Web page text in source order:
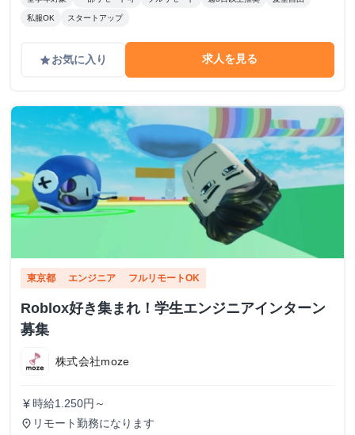
私服OK スタートアップ
gradeお気に入り 求人を見る
東京都 エンジニア フルリモートOK
Roblox好き集まれ！学生エンジニアインターン
募集
株式会社moze
currency_yen 時給1.250円～
place リモート勤務になります